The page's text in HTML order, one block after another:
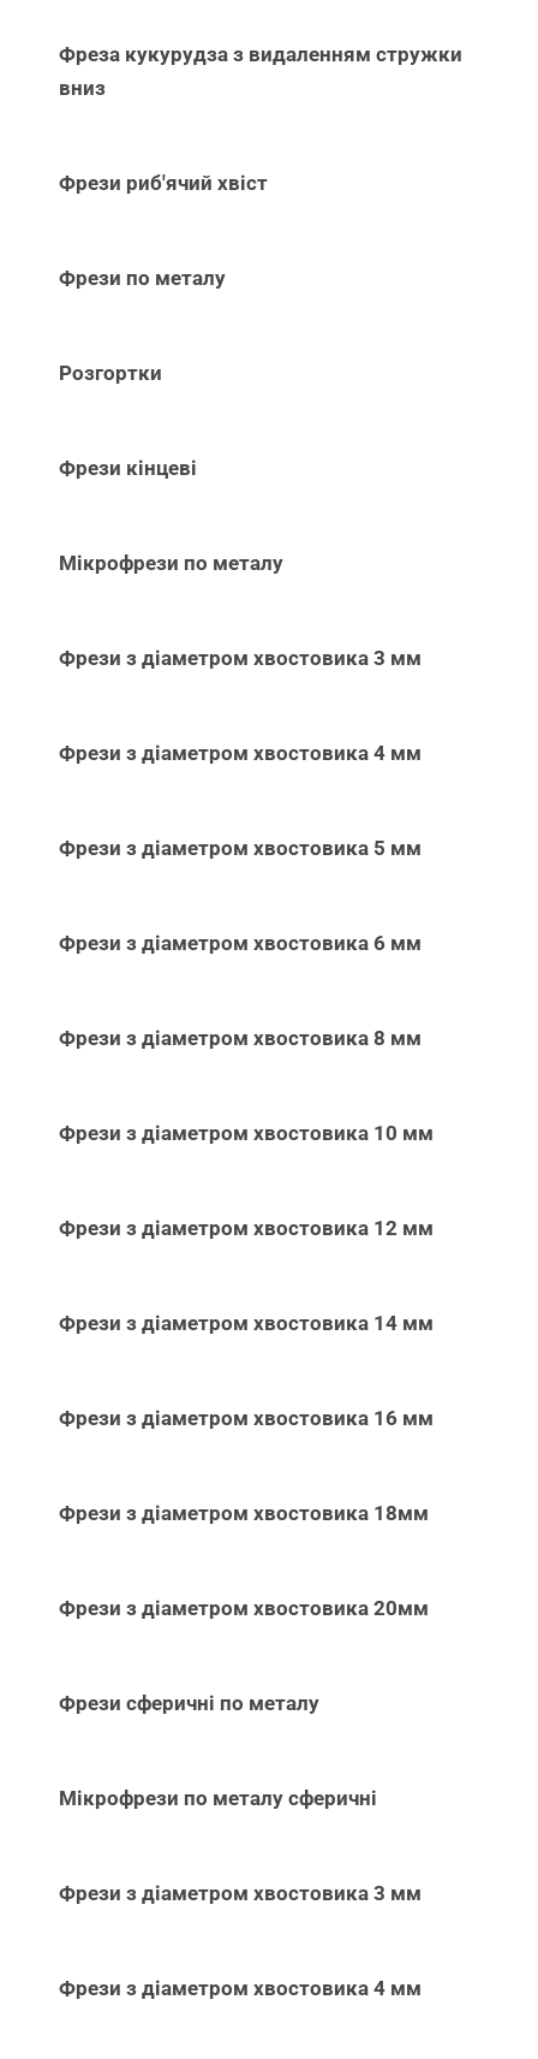
Фреза кукурудза з видаленням стружки
вниз
Фрези риб'ячий хвіст
Фрези по металу
Розгортки
Фрези кінцеві
Мікрофрези по металу
Фрези з діаметром хвостовика 3 мм
Фрези з діаметром хвостовика 4 мм
Фрези з діаметром хвостовика 5 мм
Фрези з діаметром хвостовика 6 мм
Фрези з діаметром хвостовика 8 мм
Фрези з діаметром хвостовика 10 мм
Фрези з діаметром хвостовика 12 мм
Фрези з діаметром хвостовика 14 мм
Фрези з діаметром хвостовика 16 мм
Фрези з діаметром хвостовика 18мм
Фрези з діаметром хвостовика 20мм
Фрези сферичні по металу
Мікрофрези по металу сферичні
Фрези з діаметром хвостовика 3 мм
Фрези з діаметром хвостовика 4 мм